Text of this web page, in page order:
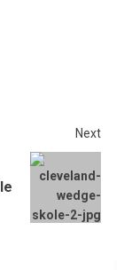
Next